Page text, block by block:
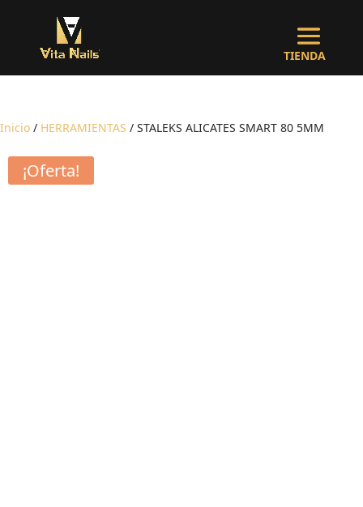
Inicio / HERRAMIENTAS / STALEKS ALICATES SMART 80 5MM
¡Oferta!